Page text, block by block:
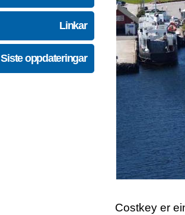
Linkar
Siste oppdateringar
Costkey er